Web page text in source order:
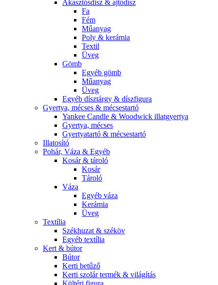
Akasztósdísz & ajtódísz
Fa
Fém
Műanyag
Poly & kerámia
Textil
Üveg
Gömb
Egyéb gömb
Műanyag
Üveg
Egyéb dísztárgy & díszfigura
Gyertya, mécses & mécsestartó
Yankee Candle & Woodwick illatgyertya
Gyertya, mécses
Gyertyatartó & mécsestartó
Illatosító
Pohár, Váza & Egyéb
Kosár & tároló
Kosár
Tároló
Váza
Egyéb váza
Kerámia
Üveg
Textília
Székhuzat & széköv
Egyéb textília
Kert & bútor
Bútor
Kerti betűző
Kerti szolár termék & világítás